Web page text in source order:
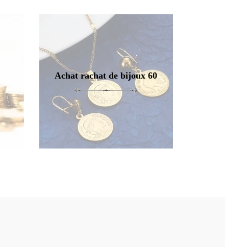
Achat rachat de bijoux 60